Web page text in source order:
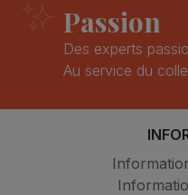
Passion
Des experts
Au service du